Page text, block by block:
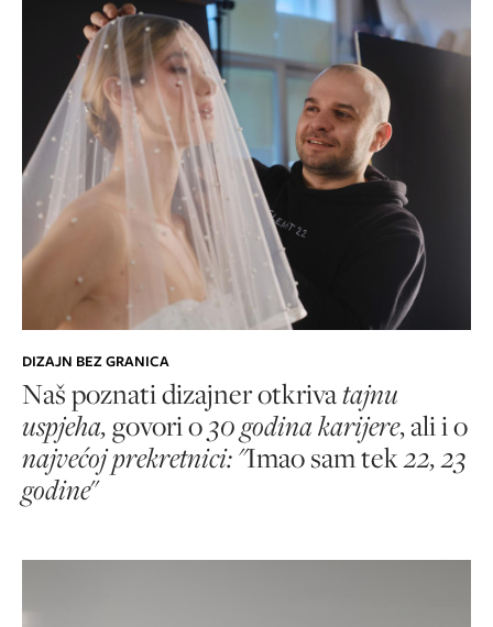
DIZAJN BEZ GRANICA
Naš poznati dizajner otkrivatajnu
uspjeha,govori o30 godina karijere, ali i o
najvećoj prekretnici: "Imao sam tek22, 23
godine"